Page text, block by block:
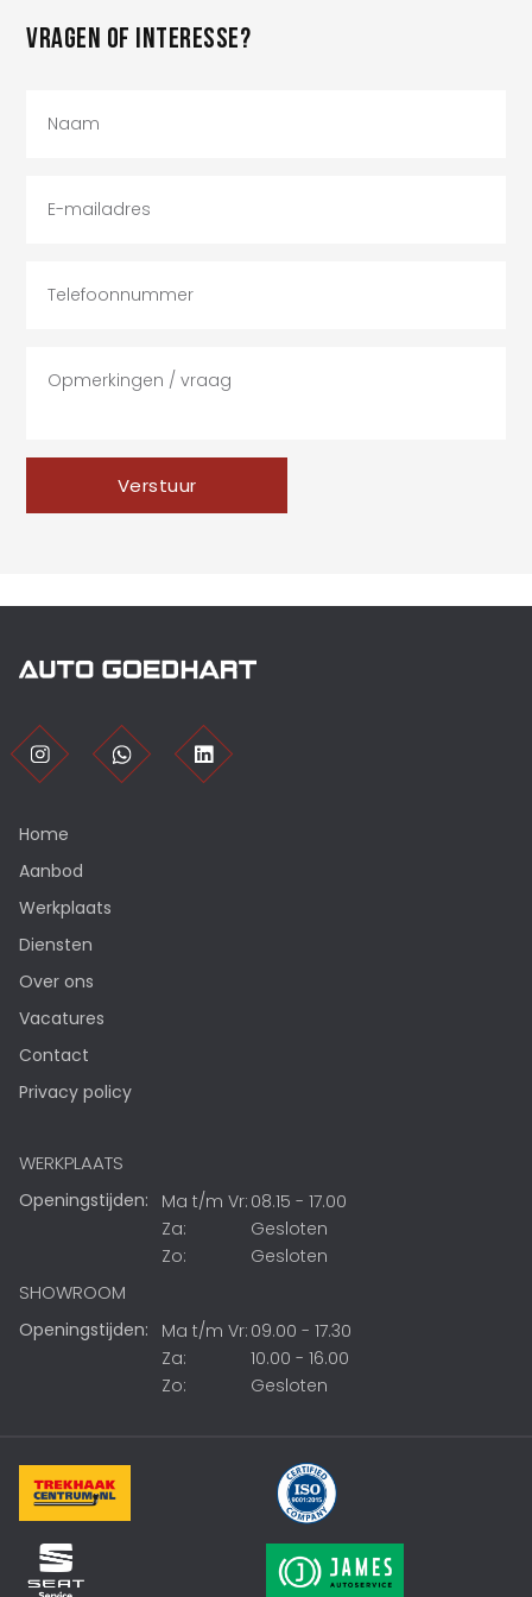
VRAGEN OF INTERESSE?
Verstuur
Home
Aanbod
Werkplaats
Diensten
Over ons
Vacatures
Contact
Privacy policy
WERKPLAATS
Openingstijden: Ma t/m Vr: 08.15 - 17.00
Za:
Gesloten
Zo:
Gesloten
SHOWROOM
Openingstijden: Ma t/m Vr: 09.00 - 17.30
Za:
10.00 - 16.00
Zo:
Gesloten